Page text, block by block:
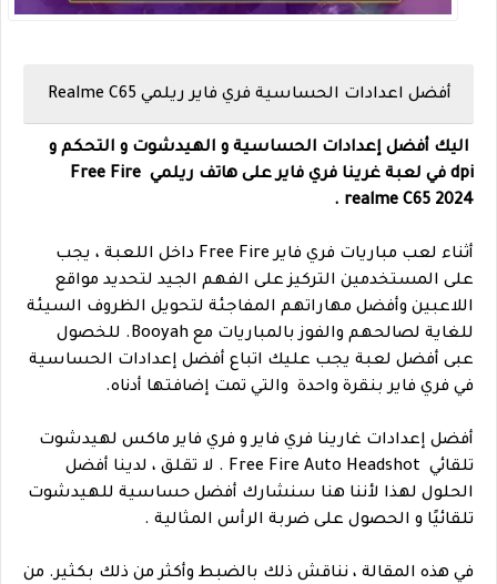
أفضل اعدادات الحساسية فري فاير ريلمي Realme C65
اليك أفضل إعدادات الحساسية و الهيدشوت و التحكم و
dpi في لعبة غرينا فري فاير على هاتف ريلمي Free Fire
realme C65 2024.
أثناء لعب مباريات فري فاير Free Fire داخل اللعبة ، يجب
على المستخدمين التركيز على الفهم الجيد لتحديد مواقع
اللاعبين وأفضل مهاراتهم المفاجئة لتحويل الظروف السيئة
للغاية لصالحهم والفوز بالمباريات مع Booyah. للخصول
عبى أفضل لعبة يجب عليك اتباع أفضل إعدادات الحساسية
في فري فاير بنقرة واحدة والتي تمت إضافتها أدناه.
أفضل إعدادات غارينا فري فاير و فري فاير ماكس لهيدشوت
تلقائي Free Fire Auto Headshot . لا تقلق ، لدينا أفضل
الحلول لهذا لأننا هنا سنشارك أفضل حساسية للهيدشوت
تلقائيًا و الحصول على ضربة الرأس المثالية .
في هذه المقالة ، نناقش ذلك بالضبط وأكثر من ذلك بكثير. من